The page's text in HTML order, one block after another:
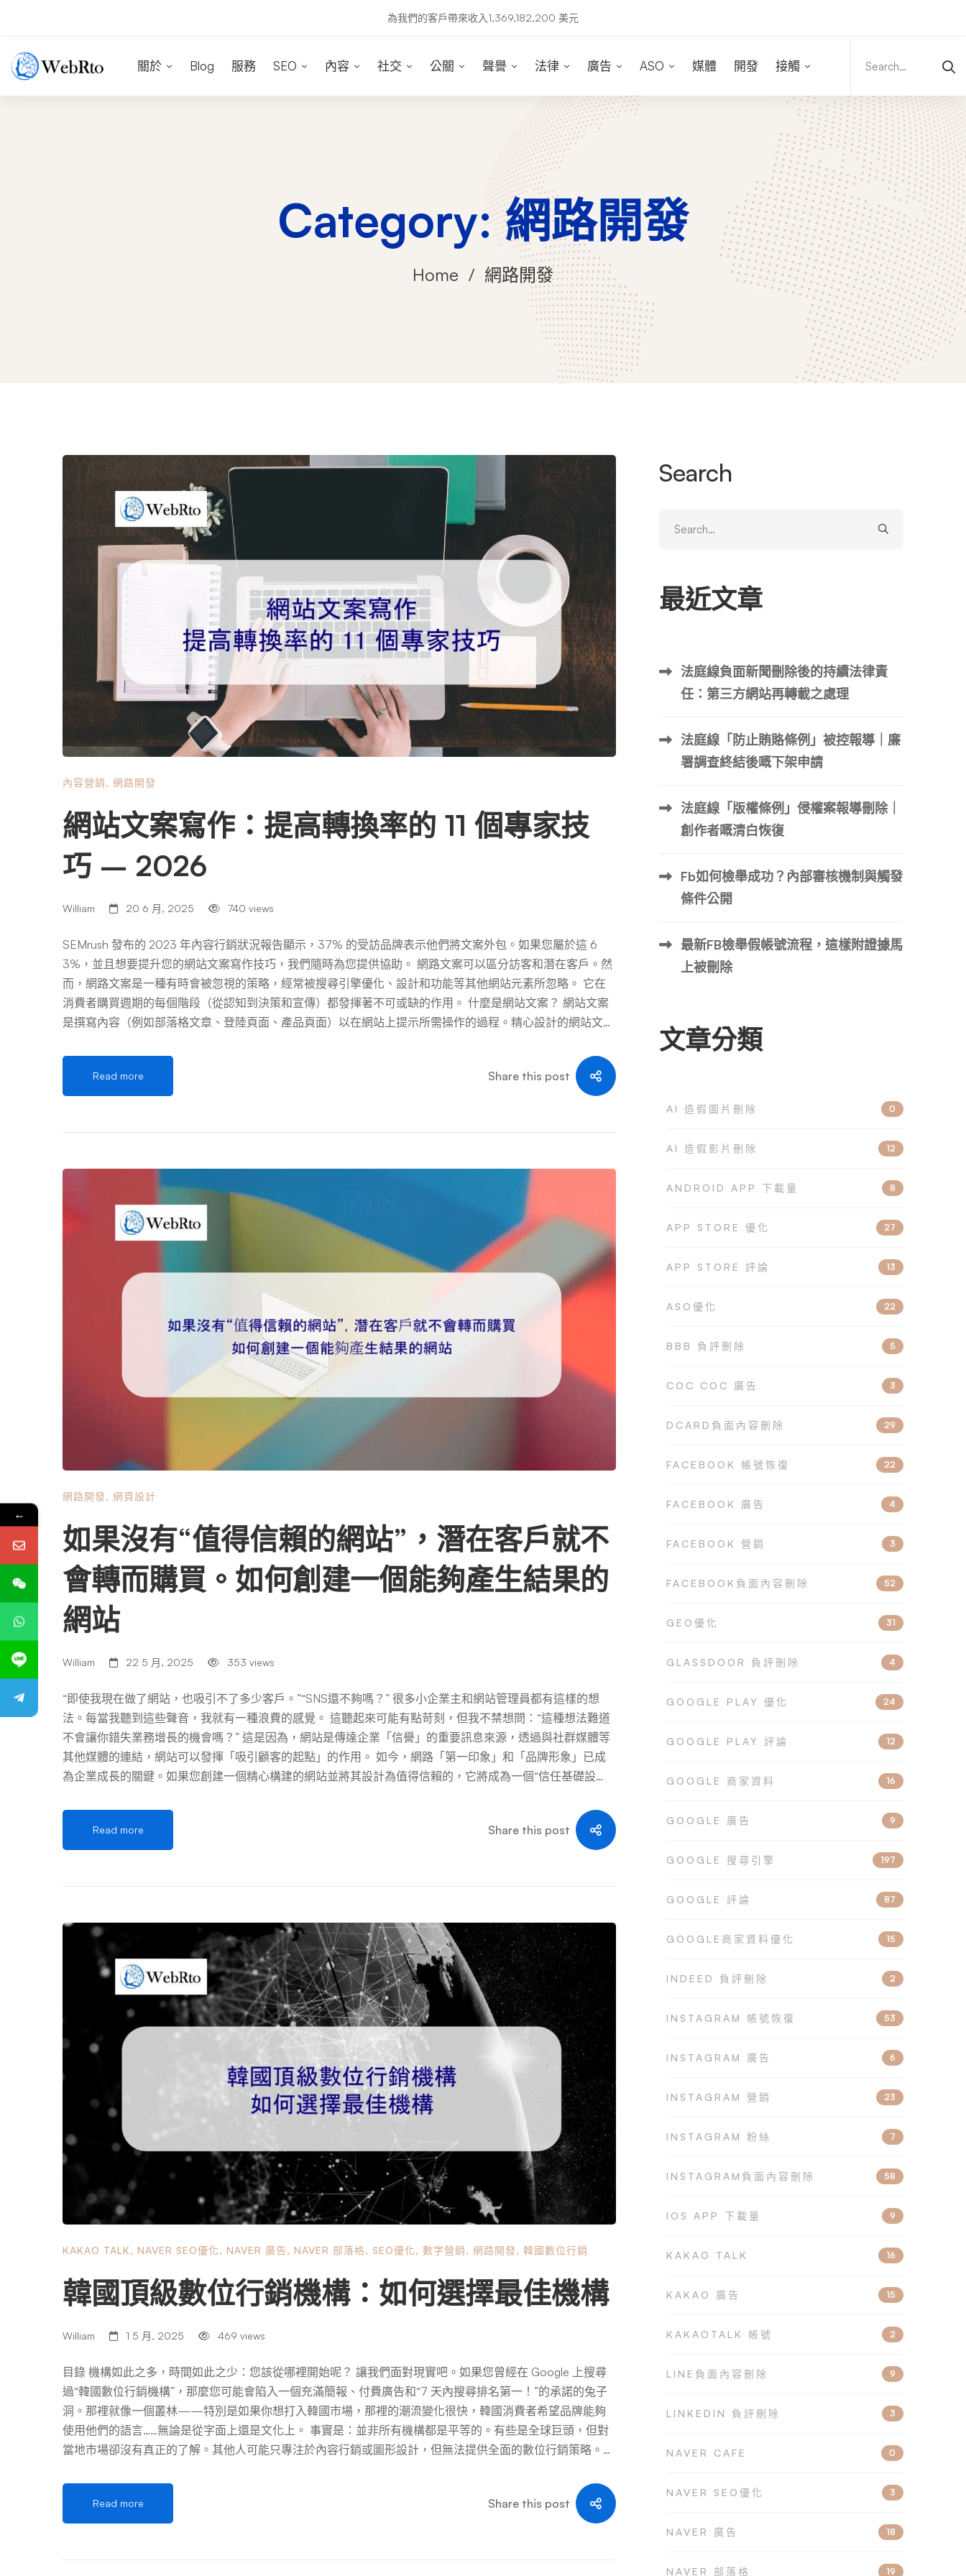
為我們的客戶帶來收入1,369,182,200 美元
關於 Blog 服務 SEO 內容 社交 公關 聲譽 法律 廣告 ASO 媒體 開發 接觸
for:
Category: 網路開發
Home 網路開發
內容營銷, 網路開發
網站文案寫作：提高轉換率的 11 個專家技
巧 – 2026
William 20 6 月, 2025 740 views
SEMrush 發布的 2023 年內容行銷狀況報告顯示，37% 的受訪品牌表示他們將文案外包。如果您屬於這 6
3%，並且想要提升您的網站文案寫作技巧，我們隨時為您提供協助。 網路文案可以區分訪客和潛在客戶。然
而，網路文案是一種有時會被忽視的策略，經常被搜尋引擎優化、設計和功能等其他網站元素所忽略。 它在
消費者購買週期的每個階段（從認知到決策和宣傳）都發揮著不可或缺的作用。 什麼是網站文案？ 網站文案
是撰寫內容（例如部落格文章、登陸頁面、產品頁面）以在網站上提示所需操作的過程。精心設計的網站文案
出來。為什麼？因為糟糕的網路文案閱讀起來不順暢，不會激起情緒，影響行為，或明確地號召人們採取行
動。 這感覺毫無目的——這與行銷的目的完全相反。 下面，您將找到有關如何撰寫引人注目的副本的提示。
1.了解你的聽眾。 網站文案寫作的首要技巧是知道誰會閱讀它。如果您心中沒有讀者，您如何知道哪些字詞和
將更深入地了解您的受眾，從而使您能夠編寫能夠吸引並迫使用戶採取行動的文案。 專家提示：瑞安·羅賓遜
（Ryan Robinson）建議您在觀眾經常訪問的社交媒體平台上閒逛。 透過閱讀目標受眾的貼文和評論，您將更
深入地了解他們的需求和痛點以及如何有效地向他們進行行銷。 2.找出原因。 您的任務是在公司網站上撰寫
特定的副本。 一旦你了解了你的受眾，一位 HubSpot 行銷人員建議你問問自己：“誰在乎？” HubSpot 的 SE
O 內容撰稿人柯蒂斯·德爾·普林西比 (Curtis del Principe)表示：“如果我不能回答這個問題，那麼我就不能指望
有人會讀到它。” “一旦我知道誰在乎（以及為什麼），那麼我就有了一個角度和一條主線來指導我的寫作。”
我們常常在寫作時沒有深入探討內容的目的。讀者讀完本文會得到什麼？讀完本文後我希望他們做什麼？他們
為什麼要關心這個內容？ 回答這些問題是編寫有價值內容的關鍵。 專 […] …
Read more Share this post
網路開發, 網頁設計
如果沒有“值得信賴的網站”，潛在客戶就不
會轉而購買。如何創建一個能夠產生結果的
網站
William 22 5 月, 2025 353 views
“即使我現在做了網站，也吸引不了多少客戶。”“SNS還不夠嗎？” 很多小企業主和網站管理員都有這樣的想
法。每當我聽到這些聲音，我就有一種浪費的感覺。 這聽起來可能有點苛刻，但我不禁想問：“這種想法難道
不會讓你錯失業務增長的機會嗎？” 這是因為，網站是傳達企業「信譽」的重要訊息來源，透過與社群媒體等
其他媒體的連結，網站可以發揮「吸引顧客的起點」的作用。 如今，網路「第一印象」和「品牌形象」已成
為企業成長的關鍵。如果您創建一個精心構建的網站並將其設計為值得信賴的，它將成為一個“信任基礎設
“陳舊”，那麼沒有人會點擊查詢按鈕，無論它多麼顯眼。 在本文中，我們將詳細說明如何幫助那些認為「我的
網站無法吸引客戶」或「網站其實沒有多大意義」的人重新認識網站的重要性，以及將其與社交媒體、Googl
e Business Profile 和部落格相結合所能獲得的協同效應。 我們希望這對那些正在考慮更新或建立新網站的
內部出現的，最終導致網站被閒置並且不再更新。 不幸的是，工作人員不知道網站上寫的內容的情況並不少
見。這是否意味著貴公司的成員不感興趣或沒有足夠的信心將其推薦給其他人？ 即使你花了很多錢創建一個
網站，如果你的營運策略、組織和目標設定仍然不明確，那麼就很難吸引客戶。 成功的關鍵不在於將其留給
他人，而是思考您的公司如何利用它並進行策略性管理。 1-2.保留舊網站 我經常聽到人們說：“我們有一個網
站，但我們從不更新它。” 許多公司的網站仍然採用 2000 年代的設計，甚至不相容智慧型手機。結果，他們
留下的印像是“它根本無法幫助吸引客戶”，並得出“網站毫無用處”的結論。 事實上，由於這些原因，您可能無
法吸引客戶，因為您沒有充分利用網站的固有價值。 如果網站沒有適當的更新並且沒有持續提供信息，那將
會浪費寶貴的資源。 1-3.SNS 的便利性和普及性 如今，社群媒體已成為個人和企業的常用工具。 […] …
Read more Share this post
KAKAO TALK, NAVER SEO優化, NAVER 廣告, NAVER 部落格, SEO優化, 數字營銷, 網路開發, 韓國數位行銷
韓國頂級數位行銷機構：如何選擇最佳機構
William 1 5 月, 2025 469 views
目錄 機構如此之多，時間如此之少：您該從哪裡開始呢？ 讓我們面對現實吧。如果您曾經在 Google 上搜尋
過“韓國數位行銷機構”，那麼您可能會陷入一個充滿簡報、付費廣告和“7 天內搜尋排名第一！”的承諾的兔子
洞。那裡就像一個叢林——特別是如果你想打入韓國市場，那裡的潮流變化很快，韓國消費者希望品牌能夠
使用他們的語言……無論是從字面上還是文化上。 事實是：並非所有機構都是平等的。有些是全球巨頭，但對
當地市場卻沒有真正的了解。其他人可能只專注於內容行銷或圖形設計，但無法提供全面的數位行銷策略。此
透過引人入勝的敘述來建立品牌忠誠度。 那麼，如何選擇合適的代理商呢？是否符合您的行銷目標、使用文
化語言、並真正幫助您增加銷售額和網站流量？ 讓我們來分析一下。 為什麼韓國數位行銷是一場完全不同的
遊戲 你可能在美國、澳洲或新加坡取得成功——但要進入韓國嗎？這是一個新的競爭環境，有著不同的規
Read more Share this post
Search
for:
最近文章
法庭線負面新聞刪除後的持續法律責
任：第三方網站再轉載之處理
法庭線「防止賄賂條例」被控報導｜廉
署調查終結後嘅下架申請
法庭線「版權條例」侵權案報導刪除｜
創作者嘅清白恢復
Fb如何檢舉成功？內部審核機制與觸發
條件公開
最新FB檢舉假帳號流程，這樣附證據馬
上被刪除
文章分類
AI 造假圖片刪除 0
AI 造假影片刪除 12
ANDROID APP 下載量 8
APP STORE 優化 27
APP STORE 評論 13
ASO優化 22
BBB 負評刪除 5
COC COC 廣告 3
DCARD負面內容刪除 29
FACEBOOK 帳號恢復 22
FACEBOOK 廣告 4
FACEBOOK 營銷 3
FACEBOOK負面內容刪除 52
GEO優化 31
GLASSDOOR 負評刪除 4
GOOGLE PLAY 優化 24
GOOGLE PLAY 評論 12
GOOGLE 商家資料 16
GOOGLE 廣告 9
GOOGLE 搜尋引擎 197
GOOGLE 評論 87
GOOGLE商家資料優化 15
INDEED 負評刪除 2
INSTAGRAM 帳號恢復 53
INSTAGRAM 廣告 6
INSTAGRAM 營銷 23
INSTAGRAM 粉絲 7
INSTAGRAM負面內容刪除 58
IOS APP 下載量 9
KAKAO TALK 16
KAKAO 廣告 15
KAKAOTALK 帳號 2
LINE負面內容刪除 9
LINKEDIN 負評刪除 3
NAVER CAFE 0
NAVER SEO優化 3
NAVER 廣告 18
NAVER 部落格 19
←